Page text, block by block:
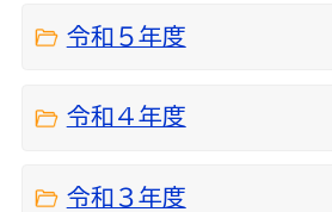
令和５年度
令和４年度
令和３年度